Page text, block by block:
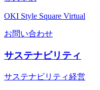
OKI Style Square Virtual
お問い合わせ
サステナビリティ
サステナビリティ経営